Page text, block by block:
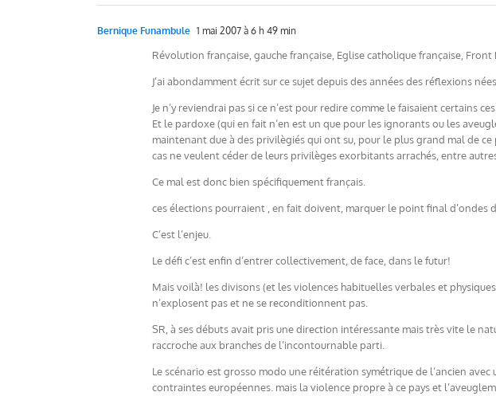
Bernique Funambule 1 mai 2007 à 6 h 49 min
Révolution française, gauche française, Eglise catholique française, Front
J’ai abondamment écrit sur ce sujet depuis des années des réflexions
Je n’y reviendrai pas si ce n’est pour redire comme le faisaient certains
Et le pardoxe (qui en fait n’en est un que pour les ignorants ou les
maintenant due à des privilègiés qui ont su, pour le plus grand mal de
cas ne veulent céder de leurs privilèges exorbitants arrachés, entre
Ce mal est donc bien spécifiquement français.
ces élections pourraient , en fait doivent, marquer le point final d’ondes
C’est l’enjeu.
Le défi c’est enfin d’entrer collectivement, de face, dans le futur!
Mais voilà! les divisons (et les violences habituelles verbales et
n’explosent pas et ne se reconditionnent pas.
SR, à ses débuts avait pris une direction intéressante mais très vite le
raccroche aux branches de l’incontournable parti.
Le scénario est grosso modo une réitération symétrique de l’ancien
contraintes européennes. mais la violence propre à ce pays et